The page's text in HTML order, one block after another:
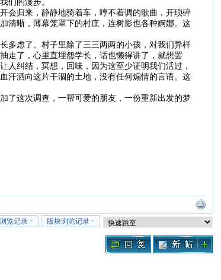
会归来，静静地骑着车，哼不着调的歌曲，开琐碎
清晰，薄幕笼罩下的村庄，连树影也各种婀娜。这
多虑了。村子里除了三三两两的小孩，对我们异样
走了，心里直埋怨学长，话也懒得讲了，就想罢
人纠结，冥想，回味，因为这至少证明我们活过，
汗洒向这片干涸的土地，没有任何煽情的言语。这
了这次调查，一帮可爱的朋友，一份重新出发的梦
览记录 版块浏览记录